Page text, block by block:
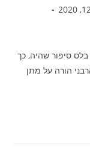
סיפור שהיה, כך
הורה על מתן